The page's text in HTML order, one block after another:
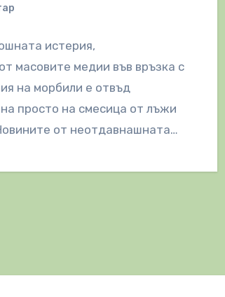
истерия,
масовите медии във връзка с
на морбили е отвъд
просто на смесица от лъжи
от неотдавнашната